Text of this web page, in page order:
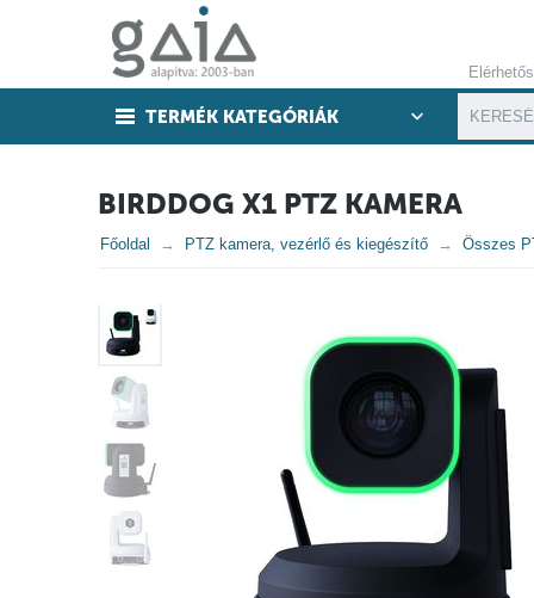
TERMÉK KATEGÓRIÁK
BIRDDOG X1 PTZ KAMERA
Főoldal PTZ kamera, vezérlő és kiegészítő Összes